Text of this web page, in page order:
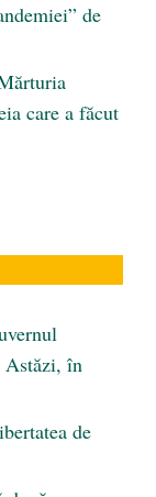
de
care a făcut
Astăzi, în
de